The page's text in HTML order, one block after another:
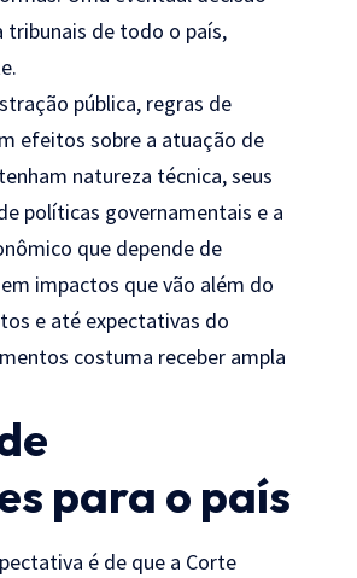
de todo o país,
pública, regras de
efeitos sobre a atuação de
natureza técnica, seus
políticas governamentais e a
que depende de
impactos que vão além do
e até expectativas do
costuma receber ampla
para o país
é de que a Corte